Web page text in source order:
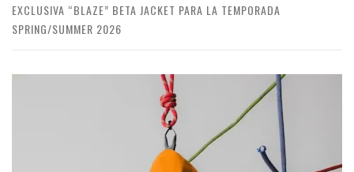
EXCLUSIVA “BLAZE” BETA JACKET PARA LA TEMPORADA
SPRING/SUMMER 2026